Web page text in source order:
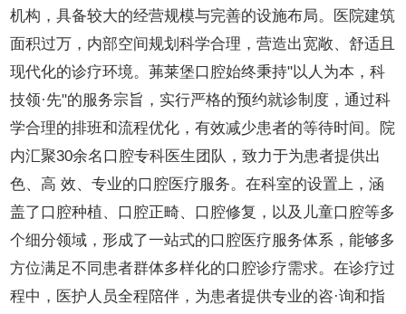
机构，具备较大的经营规模与完善的设施布局。医院建筑
面积过万，内部空间规划科学合理，营造出宽敞、舒适且
现代化的诊疗环境。茀莱堡口腔始终秉持"以人为本，科
技领·先"的服务宗旨，实行严格的预约就诊制度，通过科
学合理的排班和流程优化，有效减少患者的等待时间。院
内汇聚30余名口腔专科医生团队，致力于为患者提供出
色、高 效、专业的口腔医疗服务。在科室的设置上，涵
盖了口腔种植、口腔正畸、口腔修复，以及儿童口腔等多
个细分领域，形成了一站式的口腔医疗服务体系，能够多
方位满足不同患者群体多样化的口腔诊疗需求。在诊疗过
程中，医护人员全程陪伴，为患者提供专业的咨·询和指